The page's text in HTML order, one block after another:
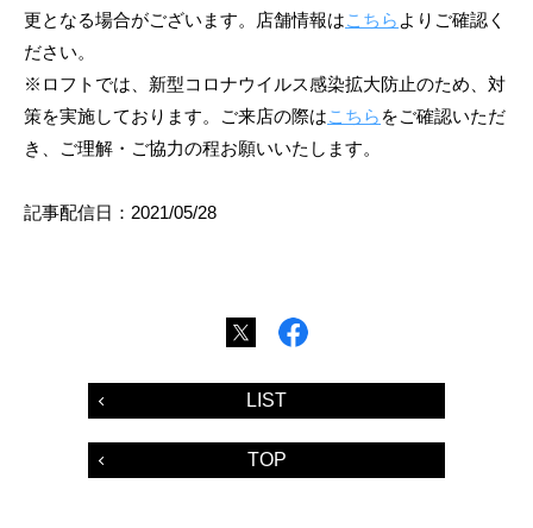
更となる場合がございます。店舗情報はこちら よりご確認く
ださい。
※ロフトでは、新型コロナウイルス感染拡大防止のため、対
策を実施しております。ご来店の際はこちら をご確認いただ
き、ご理解・ご協力の程お願いいたします。
記事配信日：2021/05/28
LIST
TOP